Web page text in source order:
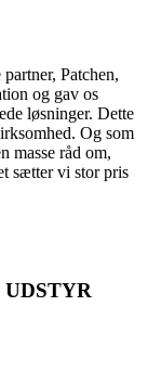
Patchen,
og gav os
løsninger. Dette
Og som
masse råd om,
sætter vi stor pris